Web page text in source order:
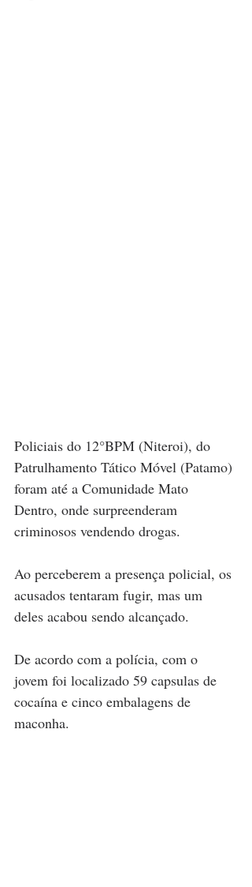
Policiais do 12°BPM (Niteroi), do
Patrulhamento Tático Móvel (Patamo)
foram até a Comunidade Mato
Dentro, onde surpreenderam
criminosos vendendo drogas.
Ao perceberem a presença policial, os
acusados tentaram fugir, mas um
deles acabou sendo alcançado.
De acordo com a polícia, com o
jovem foi localizado 59 capsulas de
cocaína e cinco embalagens de
maconha.